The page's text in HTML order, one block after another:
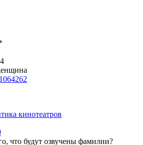
кинотеатров
что будут озвучены фамилии?